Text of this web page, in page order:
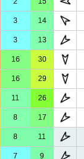
3 14
3 13
16 30
16 29
11 26
8 17
8 11
7 9